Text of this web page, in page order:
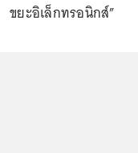
ขยะอิเล็กทรอนิกส์”